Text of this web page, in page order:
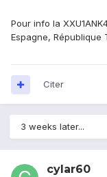
Pour info la
Espagne, République
Citer
3 weeks later...
cylar60